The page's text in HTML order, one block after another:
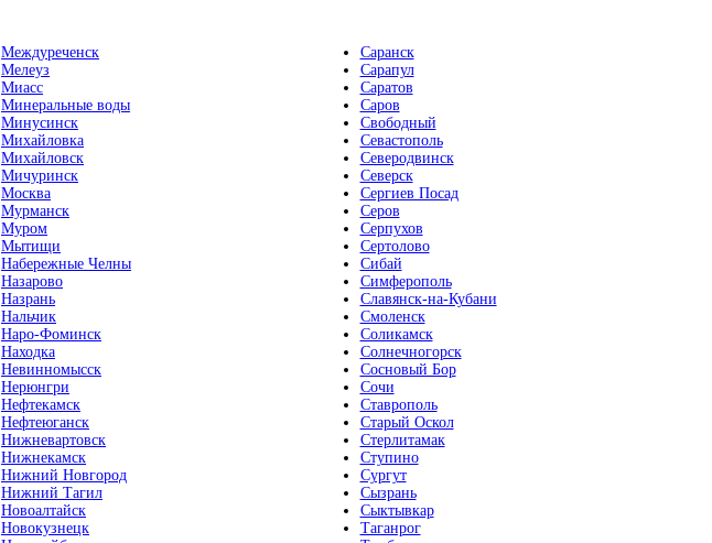
Междуреченск
Мелеуз
Миасс
Минеральные воды
Минусинск
Михайловка
Михайловск
Мичуринск
Москва
Мурманск
Муром
Мытищи
Набережные Челны
Назарово
Назрань
Нальчик
Наро-Фоминск
Находка
Невинномысск
Нерюнгри
Нефтекамск
Нефтеюганск
Нижневартовск
Нижнекамск
Нижний Новгород
Нижний Тагил
Новоалтайск
Новокузнецк
Саранск
Сарапул
Саратов
Саров
Свободный
Севастополь
Северодвинск
Северск
Сергиев Посад
Серов
Серпухов
Сертолово
Сибай
Симферополь
Славянск-на-Кубани
Смоленск
Соликамск
Солнечногорск
Сосновый Бор
Сочи
Ставрополь
Старый Оскол
Стерлитамак
Ступино
Сургут
Сызрань
Сыктывкар
Таганрог